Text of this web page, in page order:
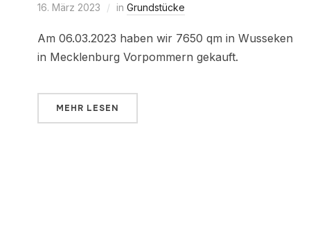
16. März 2023 in Grundstücke
Am 06.03.2023 haben wir 7650 qm in Wusseken
in Mecklenburg Vorpommern gekauft.
MEHR LESEN